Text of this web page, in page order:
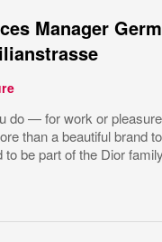
Manager
do — for work or
than a beautiful brand
be part of the Dior